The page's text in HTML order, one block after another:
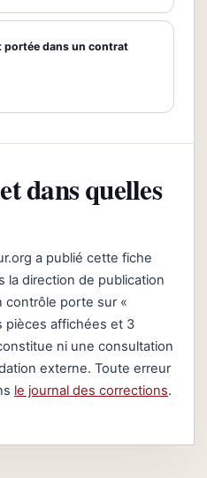
portée dans un contrat
dans quelles
a publié cette fiche
la direction de publication
contrôle porte sur «
pièces affichées et 3
ni une consultation
externe. Toute erreur
le journal des corrections.